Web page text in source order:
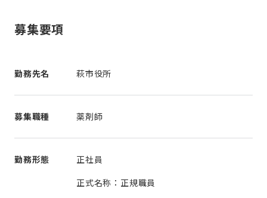
募集要項
勤務先名 萩市役所
募集職種 薬剤師
勤務形態
正社員
正式名称：正規職員